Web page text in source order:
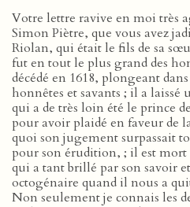
Votre lettre ravive en moi très
Simon Piètre, que vous avez
Riolan, qui était le fils de sa
fut en tout le plus grand des
décédé en 1618, plongeant
honnêtes et savants ; il a laissé
qui a de très loin été le prince
pour avoir plaidé en faveur de
quoi son jugement surpassait
pour son érudition, ; il est mort
qui a tant brillé par son savoir
octogénaire quand il nous a
Non seulement je connais les